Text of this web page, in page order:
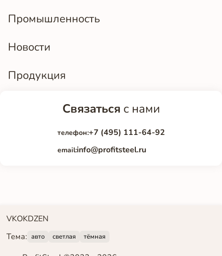
Промышленность
Новости
Продукция
Связаться с нами
телефон:+7 (495) 111-64-92
email:info@profitsteel.ru
VKOKDZEN
Тема: авто светлая тёмная